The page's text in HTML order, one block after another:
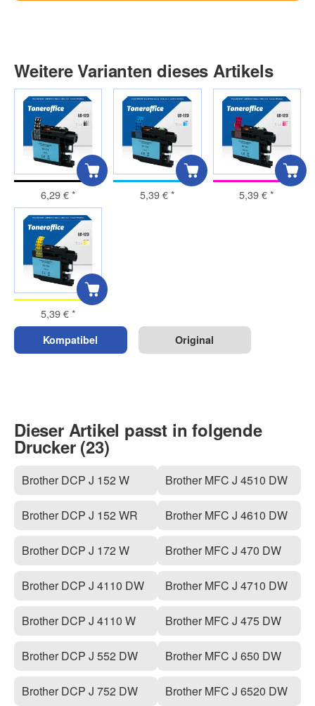
Weitere Varianten dieses Artikels
6,29 €* 5,39 €* 5,39 €*
5,39 €*
Kompatibel Original
Dieser Artikel passt in folgende
Drucker (23)
Brother DCP J 152 W
Brother DCP J 152 WR
Brother DCP J 172 W
Brother DCP J 4110 DW
Brother DCP J 4110 W
Brother DCP J 552 DW
Brother DCP J 752 DW
Brother MFC J 4510 DW
Brother MFC J 4610 DW
Brother MFC J 470 DW
Brother MFC J 4710 DW
Brother MFC J 475 DW
Brother MFC J 650 DW
Brother MFC J 6520 DW